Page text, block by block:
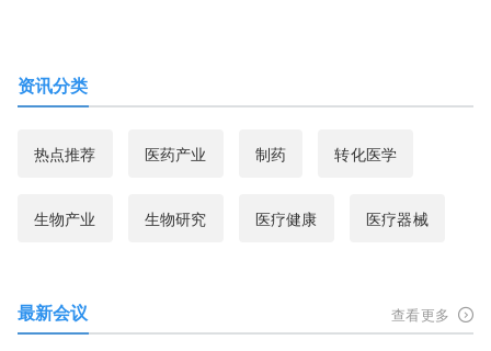
资讯分类
热点推荐 医药产业 制药 转化医学
生物产业 生物研究 医疗健康 医疗器械
最新会议 查看更多